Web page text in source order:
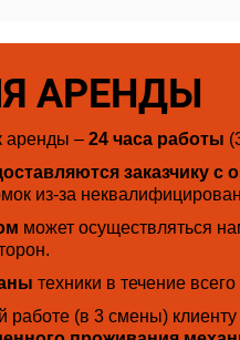
АРЕНДЫ
аренды – 24 часа работы
заказчику с
из-за
может осуществляться
техники в течение
работе (в 3 смены)